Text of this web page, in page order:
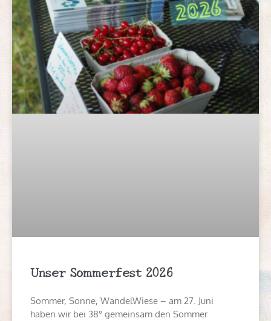
Unser Sommerfest 2026
Sommer, Sonne, WandelWiese – am 27. Juni
haben wir bei 38° gemeinsam den Sommer